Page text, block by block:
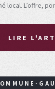
local. L’offre,
LIRE